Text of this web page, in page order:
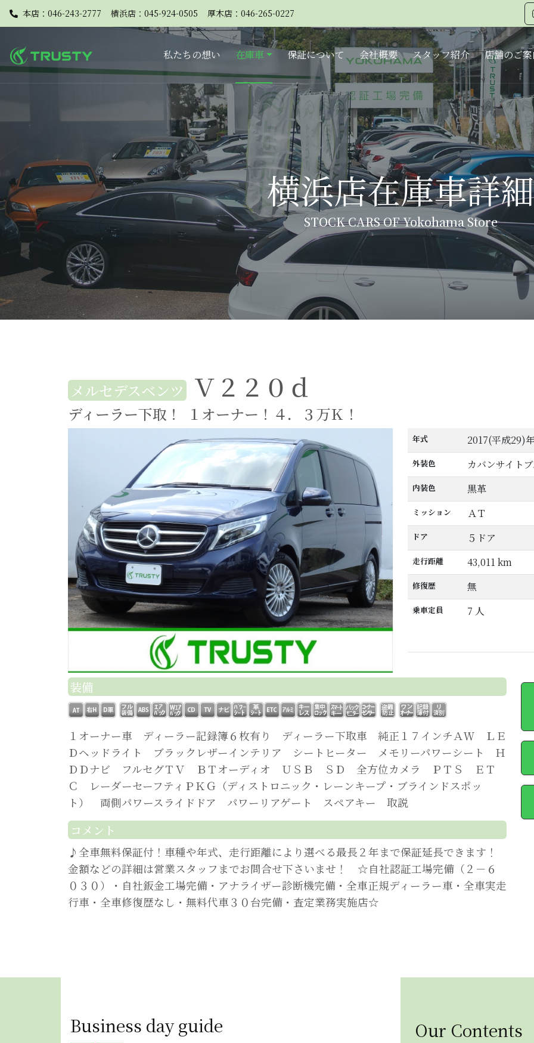
本店：046-243-2777 横浜店：045-924-0505 厚木店：046-265-0227
私たちの想い 在庫車 保証について 会社概要 スタッフ紹介 店舗のご
横浜店在庫車詳細
STOCK CARS OF Yokohama Store
メルセデスベンツ Ｖ２２０ｄ
ディーラー下取！ １オーナー！４．３万Ｋ！
年式 2017(平成29)年
外装色 カバンサイト
内装色 黒革
ミッション ＡＴ
ドア ５ドア
走行距離 43,011 km
修復歴 無
乗車定員 7 人
装備
１オーナー車 ディーラー記録簿６枚有り ディーラー下取車 純正１７インチＡＷ ＬＥ
Ｄヘッドライト ブラックレザーインテリア シートヒーター メモリーパワーシート Ｈ
ＤＤナビ フルセグＴＶ ＢＴオーディオ ＵＳＢ ＳＤ 全方位カメラ ＰＴＳ ＥＴ
Ｃ レーダーセーフティＰＫＧ（ディストロニック・レーンキープ・ブラインドスポッ
ト） 両側パワースライドドア パワーリアゲート スペアキー 取説
コメント
♪全車無料保証付！車種や年式、走行距離により選べる最長２年まで保証延長できます！
金額などの詳細は営業スタッフまでお問合せ下さいませ！ ☆自社認証工場完備（２－６
０３０）・自社鈑金工場完備・アナライザー診断機完備・全車正規ディーラー車・全車実走
行車・全車修復歴なし・無料代車３０台完備・査定業務実施店☆
Business day guide Our Contents